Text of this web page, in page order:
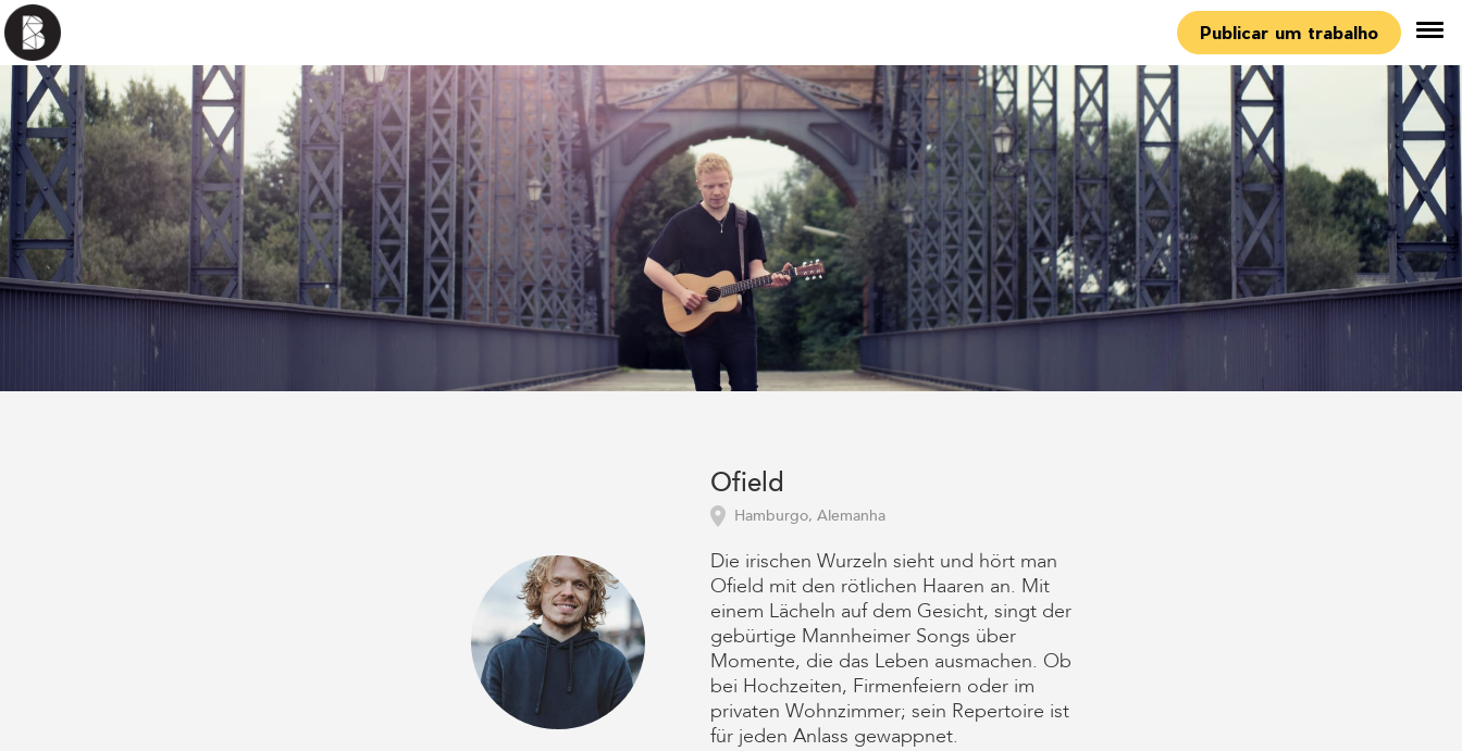
Publicar um trabalho
Ofield
Hamburgo, Alemanha
Die irischen Wurzeln sieht und hört man
Ofield mit den rötlichen Haaren an. Mit
einem Lächeln auf dem Gesicht, singt der
gebürtige Mannheimer Songs über
Momente, die das Leben ausmachen. Ob
bei Hochzeiten, Firmenfeiern oder im
privaten Wohnzimmer; sein Repertoire ist
für jeden Anlass gewappnet.